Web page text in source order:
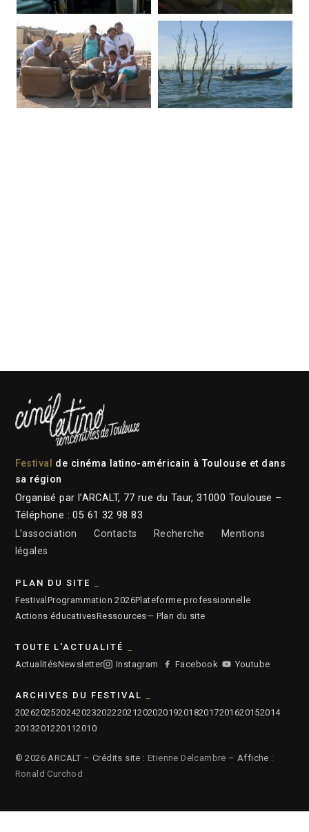
Festival de cinéma latino-américain à Toulouse et dans
sa région
Organisé par l’ARCALT, 77 rue du Taur, 31000 Toulouse –
Téléphone : 05 61 32 98 83
L’association
Contacts Recherche
Mentions
légales
PLAN DU SITE
Festival Programmation 2026Plateforme professionnelle
Actions éducativesRessources— Plan du site
TOUTE L'ACTUALITÉ
ActualitésNewsletter Instagram Facebook Youtube
ARCHIVES DU FESTIVAL
2026202520242023202220212020201920182017201620152014
2013201220112010
© 2026 ARCALT – Crédits site : Etienne Delcambre – Affiche :
Ronald Curchod